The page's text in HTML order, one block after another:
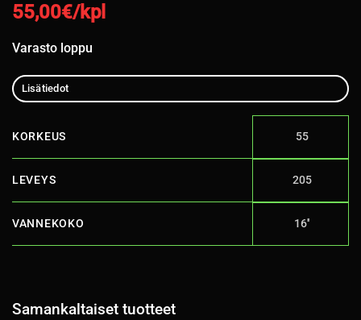
55,00€/kpl
Varasto loppu
Lisätiedot
KORKEUS 55
LEVEYS 205
VANNEKOKO 16''
Samankaltaiset tuotteet